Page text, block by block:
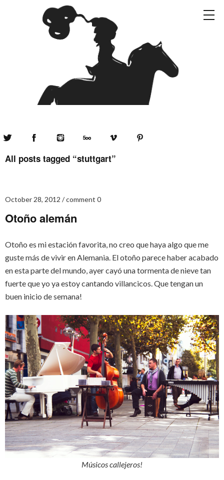
All posts tagged “stuttgart”
October 28, 2012 comment 0
Otoño alemán
Otoño es mi estación favorita, no creo que haya algo que me
guste más de vivir en Alemania. El otoño parece haber acabado
en esta parte del mundo, ayer cayó una tormenta de nieve tan
fuerte que yo ya estoy cantando villancicos. Que tengan un
buen inicio de semana!
Músicos callejeros!